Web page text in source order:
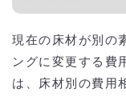
現在の床材が別の
ングに変更する費
は、床材別の費用